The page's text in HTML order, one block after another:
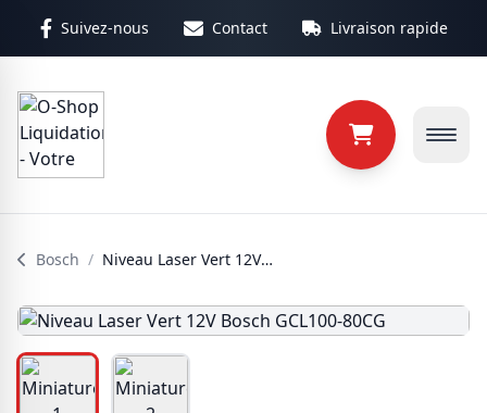
Suivez-nous Contact Livraison rapide
Bosch / Niveau Laser Vert 12V Bosch GCL100-80CG